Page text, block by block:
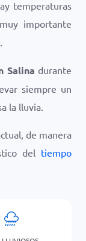
temperaturas
importante
Salina durante
siempre un
la lluvia.
de manera
del tiempo